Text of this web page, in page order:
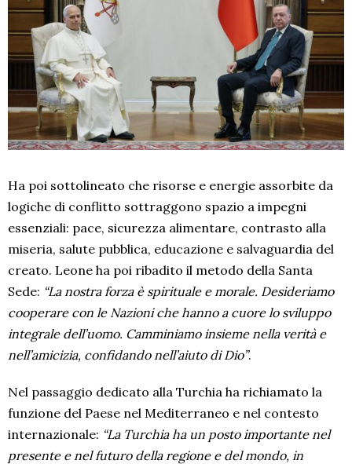
Ha poi sottolineato che risorse e energie assorbite da
logiche di conflitto sottraggono spazio a impegni
essenziali: pace, sicurezza alimentare, contrasto alla
miseria, salute pubblica, educazione e salvaguardia del
creato. Leone ha poi ribadito il metodo della Santa
Sede: “La nostra forza è spirituale e morale. Desideriamo
cooperare con le Nazioni che hanno a cuore lo sviluppo
integrale dell’uomo. Camminiamo insieme nella verità e
nell’amicizia, confidando nell’aiuto di Dio”.
Nel passaggio dedicato alla Turchia ha richiamato la
funzione del Paese nel Mediterraneo e nel contesto
internazionale: “La Turchia ha un posto importante nel
presente e nel futuro della regione e del mondo, in